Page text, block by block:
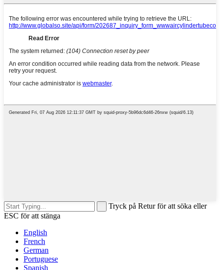
Tryck på Retur för att söka eller
ESC för att stänga
English
French
German
Portuguese
Spanish